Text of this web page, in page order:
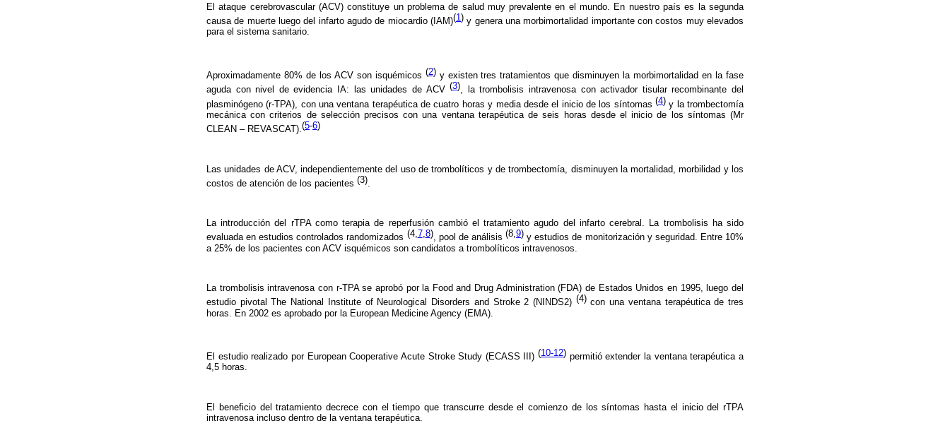
El ataque cerebrovascular (ACV) constituye un problema de salud muy prevalente en el mundo. En nuestro país es la segunda
causa de muerte luego del infarto agudo de miocardio (IAM)(1 ) y genera una morbimortalidad importante con costos muy elevados
para el sistema sanitario.
Aproximadamente 80% de los ACV son isquémicos (2)y existen tres tratamientos que disminuyen la morbimortalidad en la fase
aguda con nivel de evidencia IA: las unidades de ACV(3), la trombolisis intravenosa con activador tisular recombinante del
plasminógeno (r-TPA), con una ventana terapéutica de cuatro horas y media desde el inicio de los síntomas (4)y la trombectomía
mecánica con criterios de selección precisos con una ventana terapéutica de seis horas desde el inicio de los síntomas (Mr
CLEAN – REVASCAT).(5-6)
Las unidades de ACV, independientemente del uso de trombolíticos y de trombectomía, disminuyen la mortalidad, morbilidad y los
costos de atención de los pacientes (3).
La introducción del rTPA como terapia de reperfusión cambió el tratamiento agudo del infarto cerebral. La trombolisis ha sido
evaluada en estudios controlados randomizados (4,7,8), pool de análisis(8,9) y estudios de monitorización y seguridad. Entre 10%
a 25% de los pacientes con ACV isquémicos son candidatos a trombolíticos intravenosos.
La trombolisis intravenosa con r-TPA se aprobó por la Food and Drug Administration (FDA) de Estados Unidos en 1995, luego del
estudio pivotal The National Institute of Neurological Disorders and Stroke 2 (NINDS2) (4)con una ventana terapéutica de tres
horas. En 2002 es aprobado por la European Medicine Agency (EMA).
El estudio realizado por European Cooperative Acute Stroke Study (ECASS III)(10-12) permitió extender la ventana terapéutica a
4,5 horas.
El beneficio del tratamiento decrece con el tiempo que transcurre desde el comienzo de los síntomas hasta el inicio del rTPA
intravenosa incluso dentro de la ventana terapéutica.